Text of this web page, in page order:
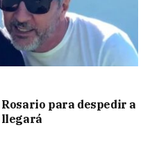
para despedir a
llegará